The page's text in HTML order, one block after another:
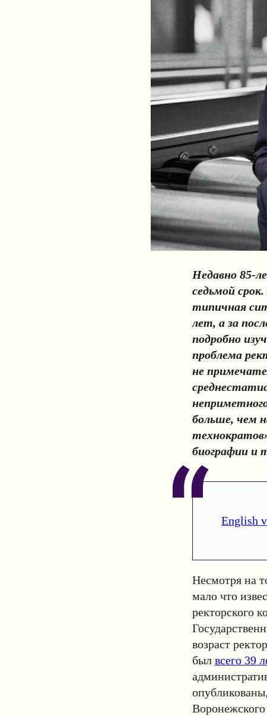
Недавно 85-
седьмой
типичная
лет, а за
подробно
проблема
не
больше, чем
биографии и
English
Несмотря на
мало что
ректорского
возраст
был всего 39